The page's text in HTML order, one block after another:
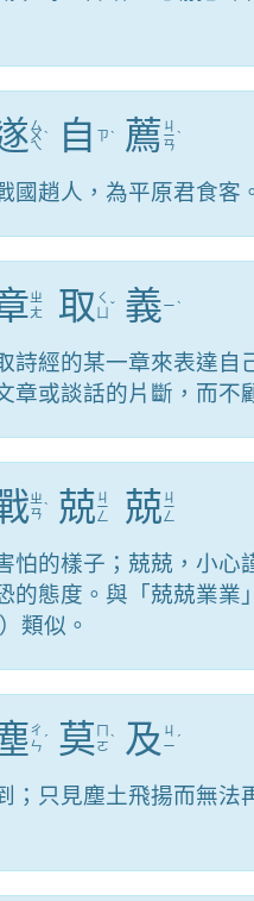
ㄙ
ㄨ
ㄟ
ˋ 自 ㄗˋ 薦 ㄐ
ㄧ
ㄢ
ˋ
國趙人，為平原君食客
ㄓ
ㄤ
取 ㄑ
ˇ 義ㄧˋ
詩經的某一章來表達自
章或談話的片斷，而不
ㄓ
ㄢˋ 兢 ㄐ
ㄧ
ㄥ 兢 ㄐ
ㄧ
ㄥ
怕的樣子；兢兢，小心
的態度。與「兢兢業業
類似。
ㄔ
ㄣ ˊ 莫 ㄇ
ㄛˋ 及 ㄐ
ㄧ ˊ
；只見塵土飛揚而無法